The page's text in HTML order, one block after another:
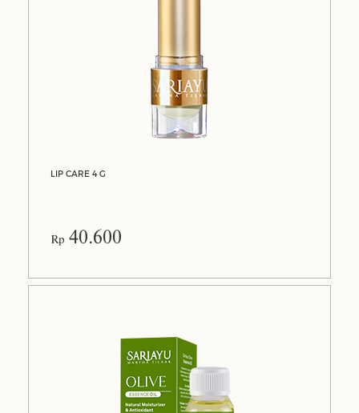
LIP CARE 4 G
Rp 40.600